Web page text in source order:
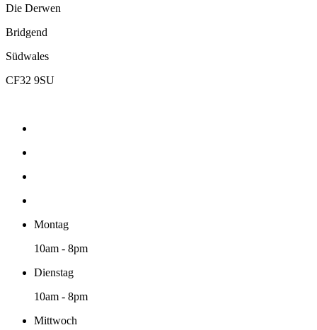
Die Derwen
Bridgend
Südwales
CF32 9SU
Montag
10am - 8pm
Dienstag
10am - 8pm
Mittwoch